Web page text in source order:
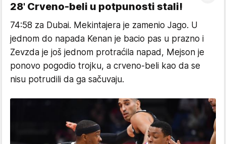
28' Crveno-beli u potpunosti stali!
74:58 za Dubai. Mekintajera je zamenio Jago. U
jednom do napada Kenan je bacio pas u prazno i
Zevzda je još jednom protraćila napad, Mejson je
ponovo pogodio trojku, a crveno-beli kao da se
nisu potrudili da ga sačuvaju.